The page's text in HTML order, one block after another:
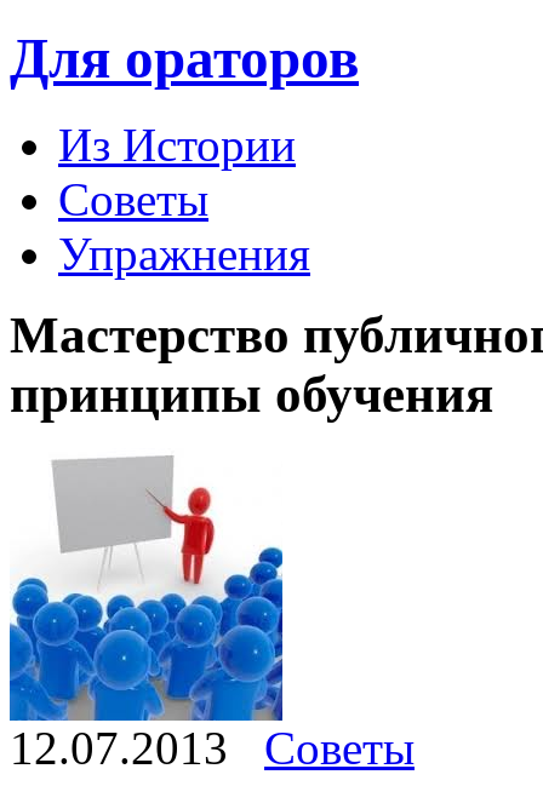
Для ораторов
Из Истории
Советы
Упражнения
Мастерство
принципы обучения
12.07.2013
Советы